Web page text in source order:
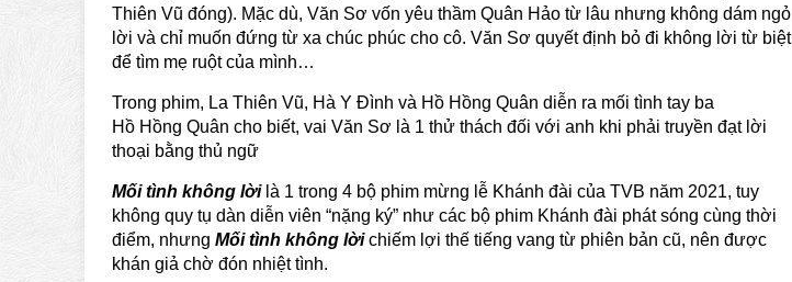
Thiên Vũ đóng). Mặc dù, Văn Sơ vốn yêu thầm Quân Hảo từ lâu nhưng không dám ngỏ
lời và chỉ muốn đứng từ xa chúc phúc cho cô. Văn Sơ quyết định bỏ đi không lời từ biệt
để tìm mẹ ruột của mình…
Trong phim, La Thiên Vũ, Hà Y Đình và Hồ Hồng Quân diễn ra mối tình tay ba
Hồ Hồng Quân cho biết, vai Văn Sơ là 1 thử thách đối với anh khi phải truyền đạt lời
thoại bằng thủ ngữ
Mối tình không lờilà 1 trong 4 bộ phim mừng lễ Khánh đài của TVB năm 2021, tuy
không quy tụ dàn diễn viên “nặng ký” như các bộ phim Khánh đài phát sóng cùng thời
điểm, nhưng Mối tình không lờichiếm lợi thế tiếng vang từ phiên bản cũ, nên được
khán giả chờ đón nhiệt tình.